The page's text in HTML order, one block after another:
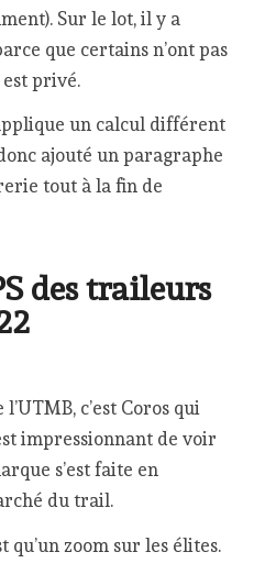
Sur le lot, il y a
que certains n’ont pas
est privé.
un calcul différent
ajouté un paragraphe
tout à la fin de
des traileurs
c’est Coros qui
impressionnant de voir
s’est faite en
du trail.
qu’un zoom sur les élites.